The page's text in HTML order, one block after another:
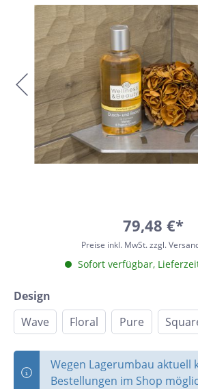
79,48 €*
Preise inkl. MwSt. zzgl.
Sofort verfügbar,
Design
Wave
Floral Pure
Wegen Lagerumbau aktuell
Bestellungen im Shop